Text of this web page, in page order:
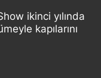
ikinci yılında
kapılarını